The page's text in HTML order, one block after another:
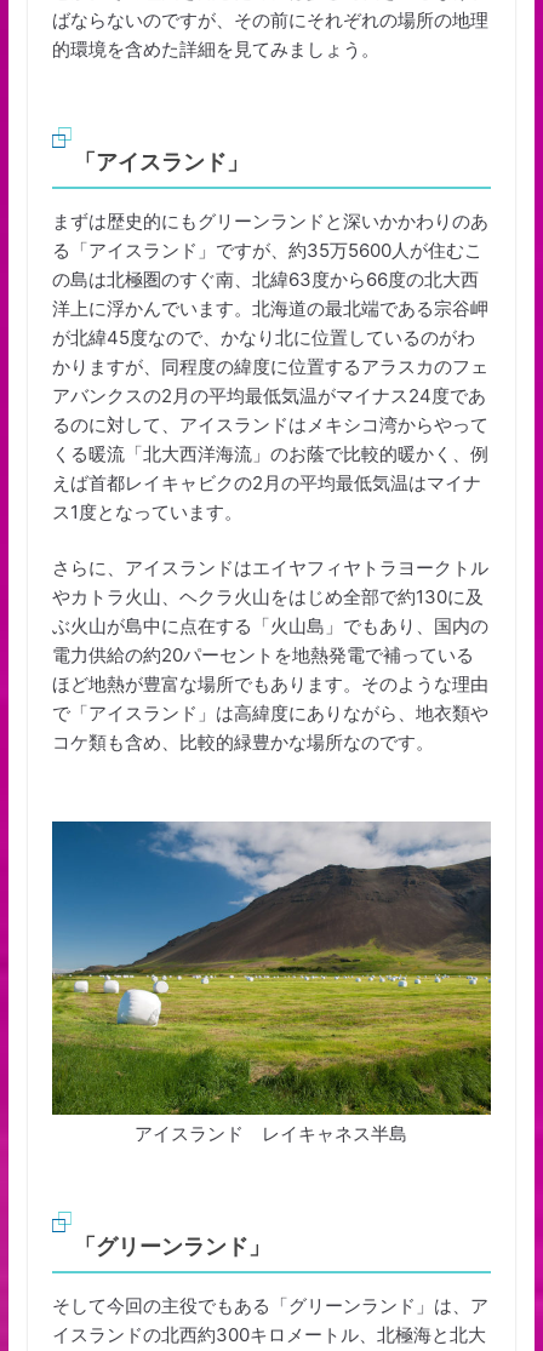
ばならないのですが、その前にそれぞれの場所の地理
的環境を含めた詳細を見てみましょう。
「アイスランド」
まずは歴史的にもグリーンランドと深いかかわりのあ
る「アイスランド」ですが、約35万5600人が住むこ
の島は北極圏のすぐ南、北緯63度から66度の北大西
洋上に浮かんでいます。北海道の最北端である宗谷岬
が北緯45度なので、かなり北に位置しているのがわ
かりますが、同程度の緯度に位置するアラスカのフェ
アバンクスの2月の平均最低気温がマイナス24度であ
るのに対して、アイスランドはメキシコ湾からやって
くる暖流「北大西洋海流」のお蔭で比較的暖かく、例
えば首都レイキャビクの2月の平均最低気温はマイナ
ス1度となっています。
さらに、アイスランドはエイヤフィヤトラヨークトル
やカトラ火山、ヘクラ火山をはじめ全部で約130に及
ぶ火山が島中に点在する「火山島」でもあり、国内の
電力供給の約20パーセントを地熱発電で補っている
ほど地熱が豊富な場所でもあります。そのような理由
で「アイスランド」は高緯度にありながら、地衣類や
コケ類も含め、比較的緑豊かな場所なのです。
アイスランド レイキャネス半島
「グリーンランド」
そして今回の主役でもある「グリーンランド」は、ア
イスランドの北西約300キロメートル、北極海と北大